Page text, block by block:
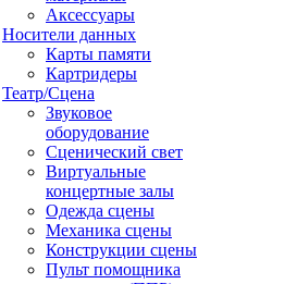
Аксессуары
Носители данных
Карты памяти
Картридеры
Театр/Сцена
Звуковое
оборудование
Сценический свет
Виртуальные
концертные залы
Одежда сцены
Механика сцены
Конструкции сцены
Пульт помощника